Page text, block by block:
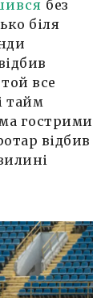
без
біля
все
тайм
гострими
відбив